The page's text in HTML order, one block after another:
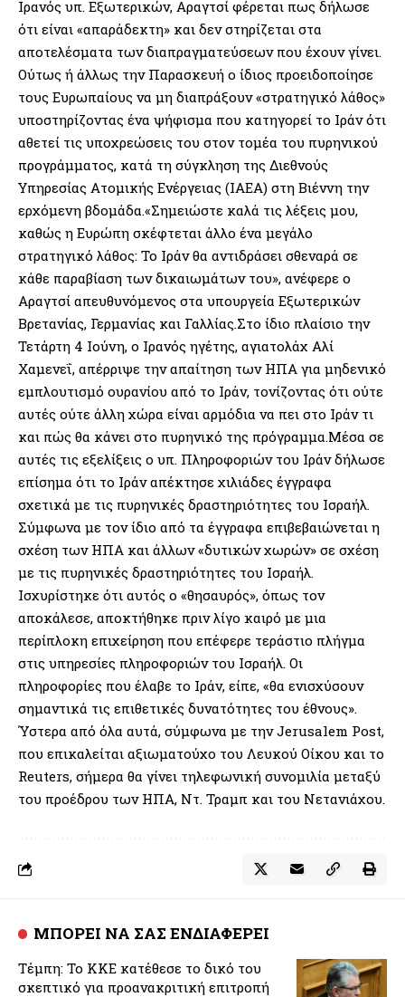
Ιρανός υπ. Εξωτερικών, Αραγτσί φέρεται πως δήλωσε
ότι είναι «απαράδεκτη» και δεν στηρίζεται στα
αποτελέσματα των διαπραγματεύσεων που έχουν γίνει.
Ούτως ή άλλως την Παρασκευή ο ίδιος προειδοποίησε
τους Ευρωπαίους να μη διαπράξουν «στρατηγικό λάθος»
υποστηρίζοντας ένα ψήφισμα που κατηγορεί το Ιράν ότι
αθετεί τις υποχρεώσεις του στον τομέα του πυρηνικού
προγράμματος, κατά τη σύγκληση της Διεθνούς
Υπηρεσίας Ατομικής Ενέργειας (ΙΑΕΑ) στη Βιέννη την
ερχόμενη βδομάδα.«Σημειώστε καλά τις λέξεις μου,
καθώς η Ευρώπη σκέφτεται άλλο ένα μεγάλο
στρατηγικό λάθος: Το Ιράν θα αντιδράσει σθεναρά σε
κάθε παραβίαση των δικαιωμάτων του», ανέφερε ο
Αραγτσί απευθυνόμενος στα υπουργεία Εξωτερικών
Βρετανίας, Γερμανίας και Γαλλίας.Στο ίδιο πλαίσιο την
Τετάρτη 4 Ιούνη, ο Ιρανός ηγέτης, αγιατολάχ Αλί
Χαμενεΐ, απέρριψε την απαίτηση των ΗΠΑ για μηδενικό
εμπλουτισμό ουρανίου από το Ιράν, τονίζοντας ότι ούτε
αυτές ούτε άλλη χώρα είναι αρμόδια να πει στο Ιράν τι
και πώς θα κάνει στο πυρηνικό της πρόγραμμα.Μέσα σε
αυτές τις εξελίξεις ο υπ. Πληροφοριών του Ιράν δήλωσε
επίσημα ότι το Ιράν απέκτησε χιλιάδες έγγραφα
σχετικά με τις πυρηνικές δραστηριότητες του Ισραήλ.
Σύμφωνα με τον ίδιο από τα έγγραφα επιβεβαιώνεται η
σχέση των ΗΠΑ και άλλων «δυτικών χωρών» σε σχέση
με τις πυρηνικές δραστηριότητες του Ισραήλ.
Ισχυρίστηκε ότι αυτός ο «θησαυρός», όπως τον
αποκάλεσε, αποκτήθηκε πριν λίγο καιρό με μια
περίπλοκη επιχείρηση που επέφερε τεράστιο πλήγμα
στις υπηρεσίες πληροφοριών του Ισραήλ. Οι
πληροφορίες που έλαβε το Ιράν, είπε, «θα ενισχύσουν
σημαντικά τις επιθετικές δυνατότητες του έθνους».
Ύστερα από όλα αυτά, σύμφωνα με την Jerusalem Post,
που επικαλείται αξιωματούχο του Λευκού Οίκου και το
Reuters, σήμερα θα γίνει τηλεφωνική συνομιλία μεταξύ
του προέδρου των ΗΠΑ, Ντ. Τραμπ και του Νετανιάχου.
ΜΠΟΡΕΙ ΝΑ ΣΑΣ ΕΝΔΙΑΦΕΡΕΙ
Τέμπη: To KKE κατέθεσε το δικό του
σκεπτικό για προανακριτική επιτροπή